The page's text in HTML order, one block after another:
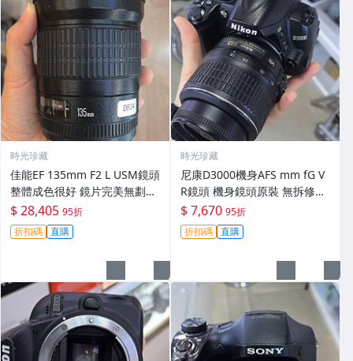
時光珍藏
佳能EF 135mm F2 L USM鏡頭
整體成色很好 鏡片完美無劃痕
功能一切正常 無拆修無-3430
$ 28,405 95折
折扣碼 直購
時光珍藏
尼康D3000機身AFS mm fG V
R鏡頭 機身鏡頭原裝 無拆修無
翻新 有輕微使用痕跡 鏡頭-34
30
$ 7,670 95折
折扣碼 直購